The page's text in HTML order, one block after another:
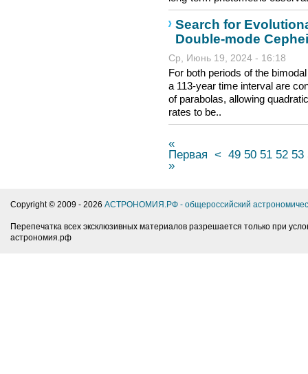
Search for
Double-mode
Ср, Июнь 19, 2024 - 16:18
For both periods of the
a 113-year time interval are
of parabolas, allowing
rates to be..
«
Первая < 49 50 51 52 53
»
Copyright © 2009 - 2026 АСТРОНОМИЯ.РФ - общероссийский
Перепечатка всех эксклюзивных материалов разрешается только при
астрономия.рф